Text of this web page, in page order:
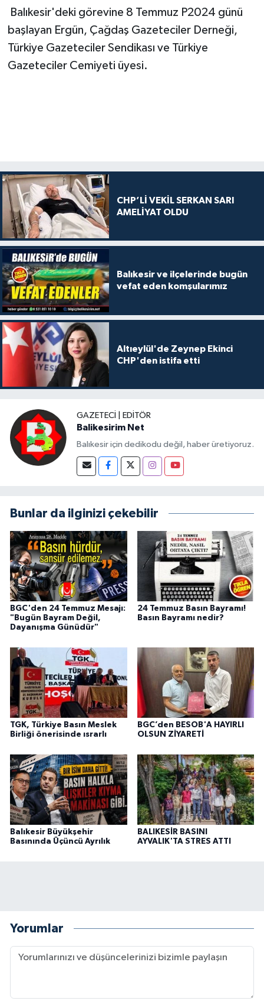
Balıkesir'deki görevine 8 Temmuz P2024 günü
başlayan Ergün, Çağdaş Gazeteciler Derneği,
Türkiye Gazeteciler Sendikası ve Türkiye
Gazeteciler Cemiyeti üyesi.
CHP’Lİ VEKİL SERKAN SARI
AMELİYAT OLDU
Balıkesir ve ilçelerinde bugün
vefat eden komşularımız
Altıeylül'de Zeynep Ekinci
CHP'den istifa etti
GAZETECI | EDITÖR
Balikesirim Net
Balıkesir için dedikodu değil, haber üretiyoruz.
Bunlar da ilginizi çekebilir
BGC'den 24 Temmuz Mesajı:
"Bugün Bayram Değil,
Dayanışma Günüdür"
24 Temmuz Basın Bayramı!
Basın Bayramı nedir?
TGK, Türkiye Basın Meslek
Birliği önerisinde ısrarlı
BGC’den BESOB'A HAYIRLI
OLSUN ZİYARETİ
Balıkesir Büyükşehir
Basınında Üçüncü Ayrılık
BALIKESİR BASINI
AYVALIK'TA STRES ATTI
Yorumlar